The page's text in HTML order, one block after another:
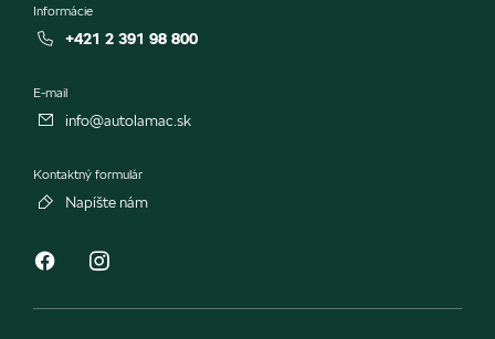
Informácie
+421 2 391 98 800
E-mail
info@autolamac.sk
Kontaktný formulár
Napíšte nám